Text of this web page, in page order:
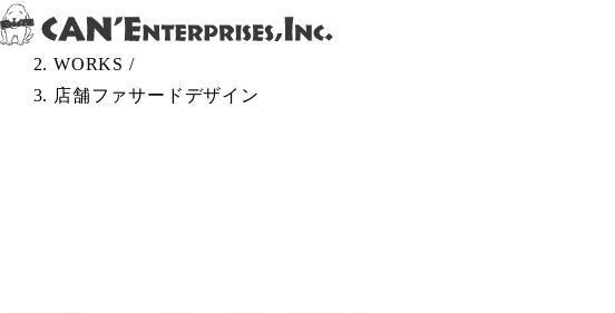
Skip to content
TOP /
WORKS /
店舗ファサードデザイン